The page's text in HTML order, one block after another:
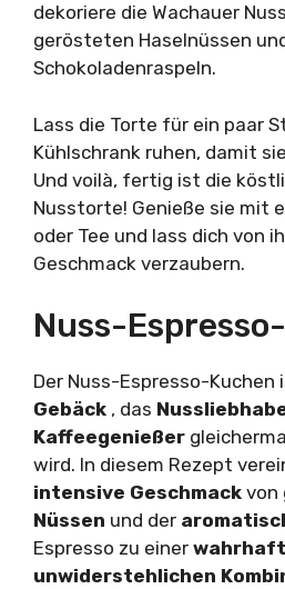
dekoriere die Wachauer
gerösteten Haselnüssen
Schokoladenraspeln.
Lass die Torte für ein paar
Kühlschrank ruhen, damit
Und voilà, fertig ist die
Nusstorte! Genieße sie mit
oder Tee und lass dich von
Geschmack verzaubern.
Nuss-
Der Nuss-Espresso-Kuchen
Gebäck , das
Kaffeegenießer
wird. In diesem Rezept
intensive Geschmack von
Nüssen und der
Espresso zu einer wahrhaft
unwiderstehlichen